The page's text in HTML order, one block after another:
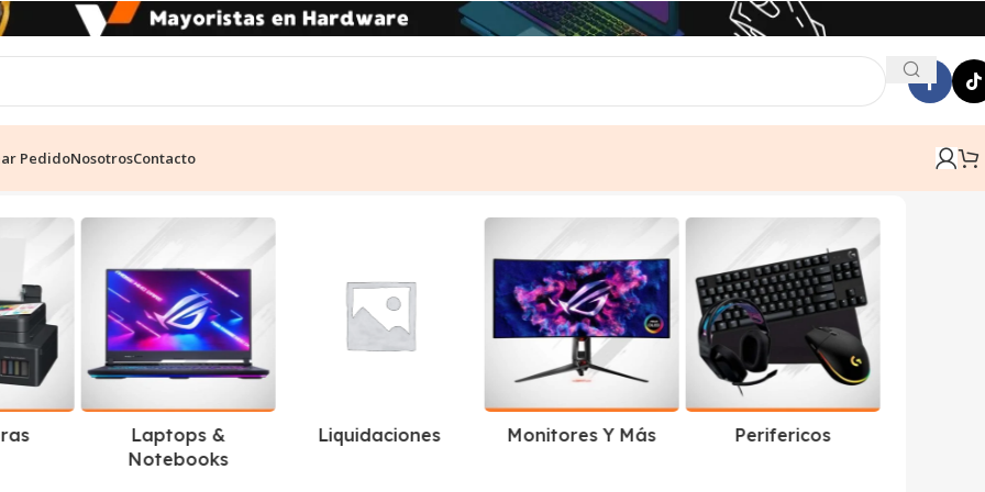
PedidoNosotrosContacto
Laptops &
Notebooks
Liquidaciones Monitores Y Más Perifericos